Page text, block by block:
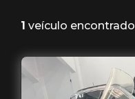
1 veículo encontrado